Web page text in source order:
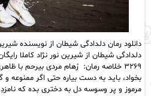
دانلود رمان دلدادگی شیطان از نویسنده
دلدادگی شیطان از شیرین نور نژاد کاملا
۳۲۶۹ خلاصه رمان: رُهام مردی بیرحم با
بخواد، باید به دست بیاره حتی اگر ممنوعه
مرموز و پر وسوسه دل به دختری بده که